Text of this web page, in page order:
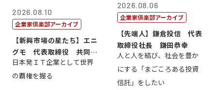
2026.08.10
企業家倶楽部アーカイブ
【新興市場の星たち】エニ
グモ 代表取締役 共同最
高経営責任者...
日本発ＩＴ企業として世界
の覇権を握る
2026.08.06
企業家倶楽部アーカイブ
【先端人】鎌倉投信 代表
取締役社長 鎌田恭幸
人と人を結び、社会を豊か
にする「まごころある投資
信託」をしたい